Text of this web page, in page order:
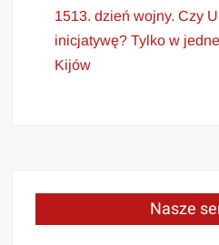
1513. dzień wojny. Czy
inicjatywę? Tylko w
Kijów
Nasze